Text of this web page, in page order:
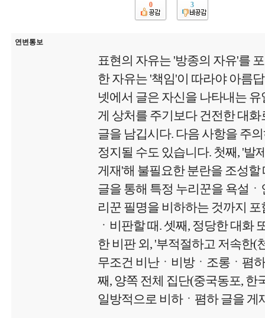
0 3
연변통보
표현의 자유는 '방종의 자유'를
한 자유는 '책임'이 따라야 아름
넷에서 글은 자신을 나타내는
게 상처를 주기보다 건전한 대화
글을 남깁시다. 다음 사항을 주
정지될 수도 있습니다. 첫째, '발
게재'해 불필요한 분란을 조성할
글을 통해 특정 누리꾼을 욕설
리꾼 필명을 비하하는 것까지
ㆍ비판할 때. 셋째, 정당한 대화
한 비판 외, '부적절하고 저속한(
무조건 비난ㆍ비방ㆍ조롱ㆍ폄
째, 양쪽 전체 집단(중국동포, 한
일방적으로 비하ㆍ폄하 글을 게